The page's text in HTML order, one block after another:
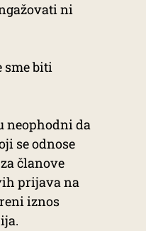
ni
sme biti
neophodni da
se odnose
članove
prijava na
iznos